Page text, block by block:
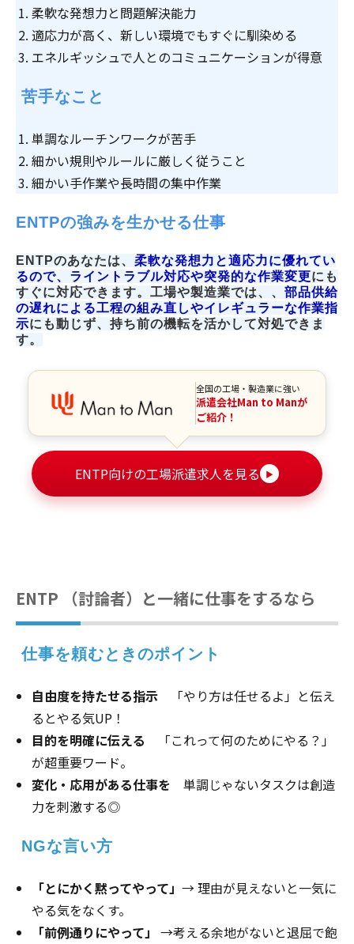
柔軟な発想力と問題解決能力
適応力が高く、新しい環境でもすぐに馴染める
エネルギッシュで人とのコミュニケーションが得意
苦手なこと
単調なルーチンワークが苦手
細かい規則やルールに厳しく従うこと
細かい手作業や長時間の集中作業
ENTPの強みを生かせる仕事
ENTPのあなたは、 柔軟な発想力と適応力に優れてい
るので、ライントラブル対応や突発的な作業変更にも
すぐに対応できます。工場や製造業では、、 部品供給
の遅れによる工程の組み直しやイレギュラーな作業指
示にも動じず、持ち前の機転を活かして対処できま
す。
全国の工場・製造業に強い
派遣会社Man to Manが
ご紹介！
ENTP向けの工場派遣求人を見る ▶
ENTP （討論者）と一緒に仕事をするなら
仕事を頼むときのポイント
自由度を持たせる指示 「やり方は任せるよ」と伝え
るとやる気UP！
目的を明確に伝える 「これって何のためにやる？」
が超重要ワード。
変化・応用がある仕事を 単調じゃないタスクは創造
力を刺激する◎
NGな言い方
「とにかく黙ってやって」 → 理由が見えないと一気に
やる気をなくす。
「前例通りにやって」 →考える余地がないと退屈で飽